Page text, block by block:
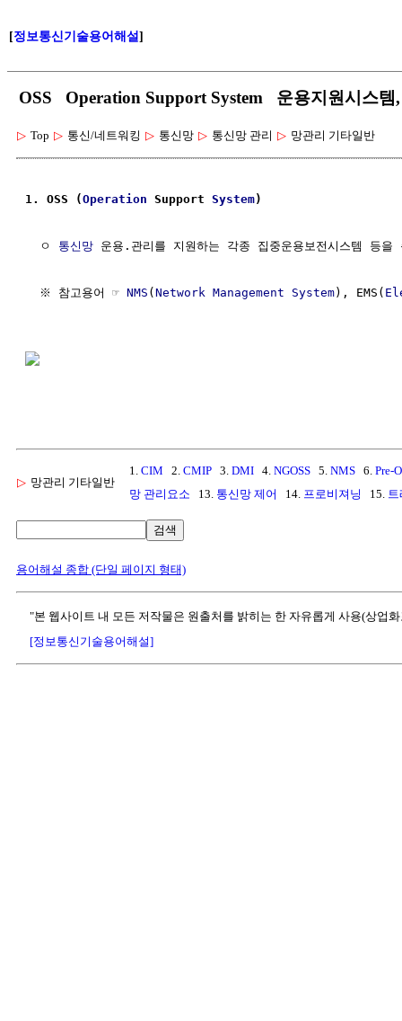
[정보통신기술용어해설]
OSS Operation Support System 운용지원시스템
▷ Top ▷ 통신/네트워킹 ▷ 통신망 ▷ 통신망 관리 ▷ 망관리 기타일반
1. OSS (Operation Support System)
  ㅇ
통신망 운용.관리를 지원하는 각종 집중운용보전시스템 등을
  ※ 참고용어 ☞
NMS (Network Management System), EMS(
▷ 망관리 기타일반
1. CIM 2. CMIP 3. DMI 4. NGOSS 5. NMS 6. Pre-
망 관리요소 13. 통신망 제어 14. 프로비져닝 15.
검색
용어해설 종합 (단일 페이지 형태)
"본 웹사이트 내 모든 저작물은 원출처를 밝히는 한 자유롭게 사용(상업
[정보통신기술용어해설]